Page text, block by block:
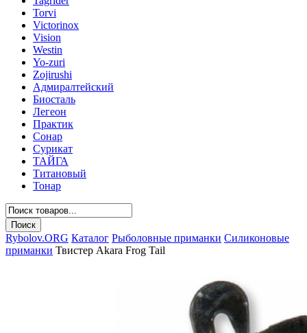
Torvi
Victorinox
Vision
Westin
Yo-zuri
Zojirushi
Адмиралтейский
Биосталь
Легеон
Практик
Сонар
Сурикат
ТАЙГА
Титановый
Тонар
Rybolov.ORG Каталог Рыболовные приманки Силиконовые
приманки Твистер Akara Frog Tail